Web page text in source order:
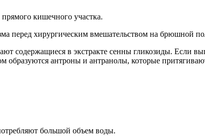
кишечного участка.
перед хирургическим вмешательством на брюшной
содержащиеся в экстракте сенны гликозиды. Если
антроны и антранолы, которые
большой объем воды.